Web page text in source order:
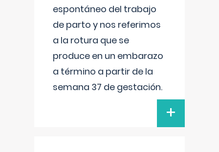
espontáneo del trabajo
de parto y nos referimos
a la rotura que se
produce en un embarazo
a término a partir de la
semana 37 de gestación.
+